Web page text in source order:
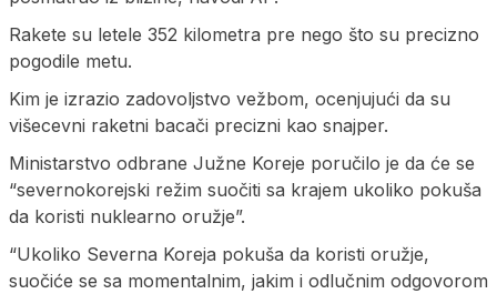
Rakete su letele 352 kilometra pre nego što su precizno
pogodile metu.
Kim je izrazio zadovoljstvo vežbom, ocenjujući da su
višecevni raketni bacači precizni kao snajper.
Ministarstvo odbrane Južne Koreje poručilo je da će se
“severnokorejski režim suočiti sa krajem ukoliko pokuša
da koristi nuklearno oružje”.
“Ukoliko Severna Koreja pokuša da koristi oružje,
suočiće se sa momentalnim, jakim i odlučnim odgovorom